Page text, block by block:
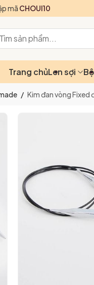
mã CHOUI10
Trang chủLen sợi
/ Kim đan vòng Fixed